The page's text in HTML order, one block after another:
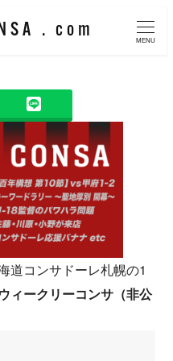
. com
MENU
道コンサドーレ札幌の1
ウィークリーコンサ（非公